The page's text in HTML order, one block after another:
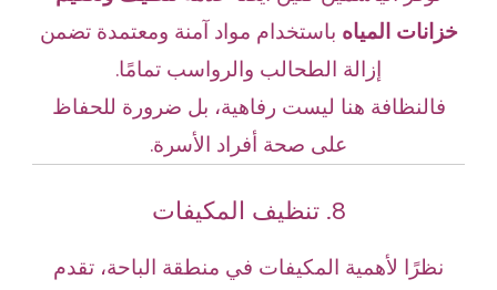
خزانات المياه باستخدام مواد آمنة ومعتمدة تضمن
إزالة الطحالب والرواسب تمامًا.
فالنظافة هنا ليست رفاهية، بل ضرورة للحفاظ
على صحة أفراد الأسرة.
8. تنظيف المكيفات
نظرًا لأهمية المكيفات في منطقة الباحة، تقدم